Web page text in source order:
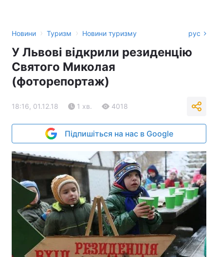
Новини › Туризм › Новини туризму рус
У Львові відкрили резиденцію
Святого Миколая
(фоторепортаж)
18:16, 01.12.18 1 хв. 4018
Підпишіться на нас в Google